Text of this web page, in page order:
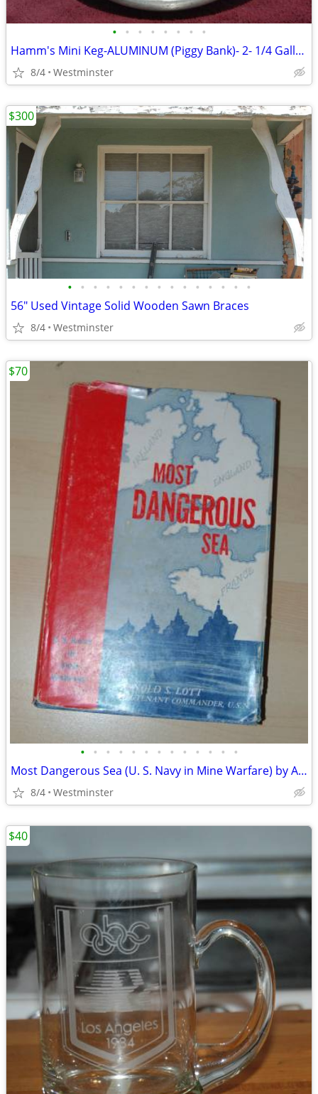
• • • • • • • •
Hamm's Mini Keg-ALUMINUM (Piggy Bank)- 2- 1/4 Gallon -Beer Keg 1960's
8/4 Westminster
• • • • • • • • • • • • • • •
56" Used Vintage Solid Wooden Sawn Braces
8/4 Westminster
$300
• • • • • • • • • • • • •
Most Dangerous Sea (U. S. Navy in Mine Warfare) by Arnold S. Lott Hard
8/4 Westminster
$70
$40